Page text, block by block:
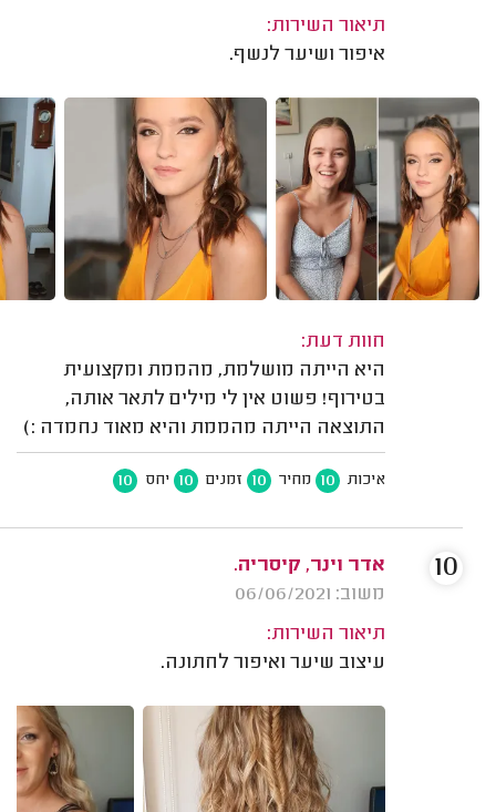
תיאור השירות:
איפור ושיער לנשף.
חוות דעת:
היא הייתה מושלמת, מהממת ומקצועית
בטירוף! פשוט אין לי מילים לתאר אותה,
התוצאה הייתה מהממת והיא מאוד נחמדה :)
איכות 10 מחיר 10 זמנים 10 יחס 10
אדר וינר, קיסריה.
משוב: 06/06/2021
תיאור השירות:
עיצוב שיער ואיפור לחתונה.
10